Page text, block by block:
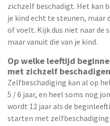
zichzelf beschadigt. Het kan
je kind echt te steunen,
of voelt. Kijk dus niet naar de
maar vanuit die van je kind.
Op welke leeftijd
met zichzelf
Zelfbeschadiging kan al op
5 / 6 jaar, en heel soms nog
wordt 12 jaar als de
starten met zelfbeschadiging